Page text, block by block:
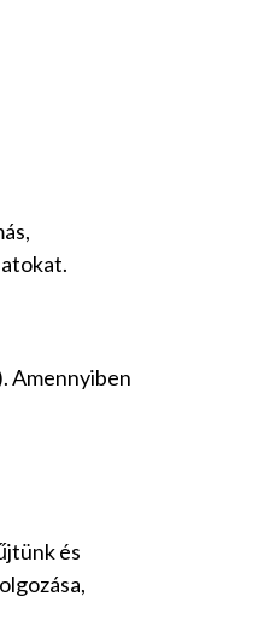
Amennyiben
és